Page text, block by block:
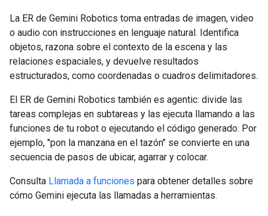
La ER de Gemini Robotics toma entradas de imagen, video
o audio con instrucciones en lenguaje natural. Identifica
objetos, razona sobre el contexto de la escena y las
relaciones espaciales, y devuelve resultados
estructurados, como coordenadas o cuadros delimitadores.
El ER de Gemini Robotics también es agentic: divide las
tareas complejas en subtareas y las ejecuta llamando a las
funciones de tu robot o ejecutando el código generado. Por
ejemplo, "pon la manzana en el tazón" se convierte en una
secuencia de pasos de ubicar, agarrar y colocar.
Consulta Llamada a funciones para obtener detalles sobre
cómo Gemini ejecuta las llamadas a herramientas.